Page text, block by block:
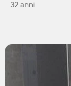
32 anni